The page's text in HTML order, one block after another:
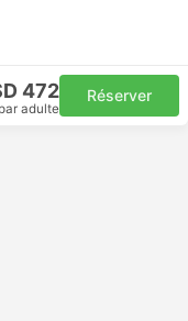
472
par adulte
Réserver